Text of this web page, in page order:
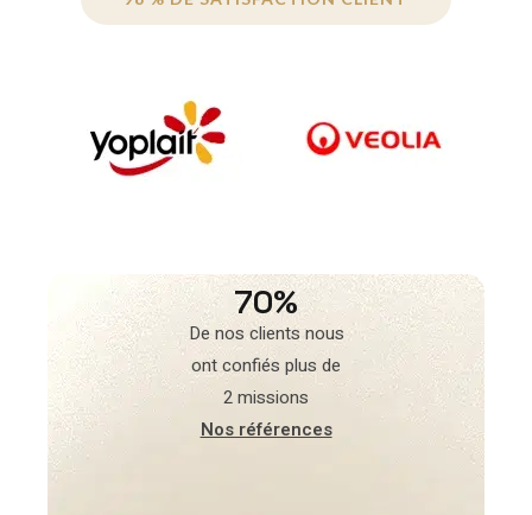
70%
De nos clients nous
ont confiés plus de
2 missions
Nos références